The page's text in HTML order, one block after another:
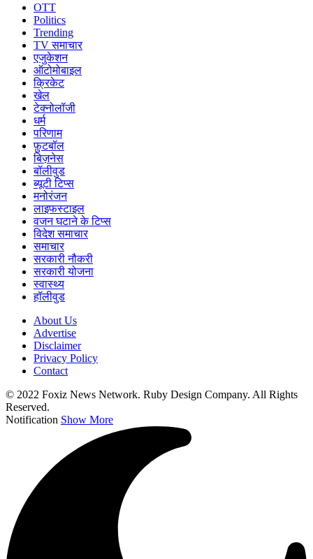
OTT
Politics
Trending
TV समाचार
एजुकेशन
ऑटोमोबाइल
क्रिकेट
खेल
टेक्नोलॉजी
धर्म
परिणाम
फ़ुटबॉल
बिज़नेस
बॉलीवुड
ब्यूटी टिप्स
मनोरंजन
लाइफस्टाइल
वजन घटाने के टिप्‍स
विदेश समाचार
समाचार
सरकारी नौकरी
सरकारी योजना
स्वास्थ्य
हॉलीवुड
About Us
Advertise
Disclaimer
Privacy Policy
Contact
© 2022 Foxiz News Network. Ruby Design Company. All Rights
Reserved.
Notification Show More